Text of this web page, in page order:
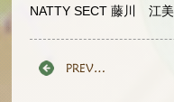
NATTY SECT 藤川 江美